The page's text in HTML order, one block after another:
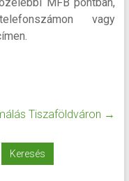
MFB pontban,
vagy
Tiszaföldváron →